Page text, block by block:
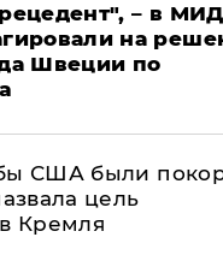
– в МИД
на
Швеции по
США были
цель
Кремля